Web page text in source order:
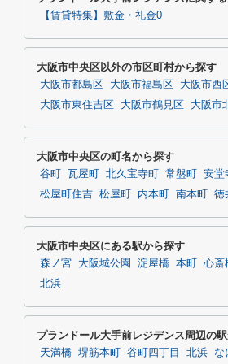
【賃貸特集】敷金・礼金0
大阪市中央区以外の市区町村から探す
大阪市都島区 大阪市福島区 大阪市西
大阪市東住吉区
大阪市鶴見区 大阪市
大阪市中央区の町名から探す
谷町 瓦屋町 北久宝寺町 常盤町 安堂
松屋町住吉 松屋町 内本町 南本町 徳
大阪市中央区にある駅から探す
森ノ宮 大阪城公園 淀屋橋 本町 心斎
北浜
プランドール大手前レジデンス周辺の
天満橋 堺筋本町 谷町四丁目 北浜 な